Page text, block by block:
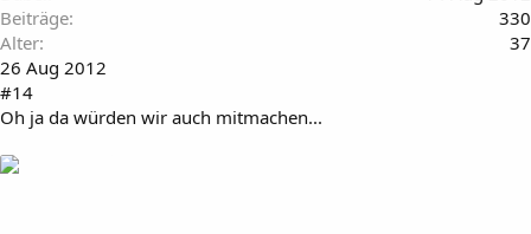
Beiträge
330
Alter
37
26 Aug 2012
#14
Oh ja da würden wir auch mitmachen...